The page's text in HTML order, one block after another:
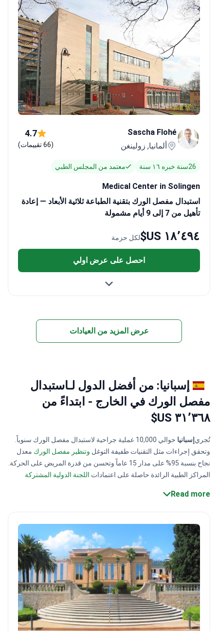
Sascha Flohé
ألمانيا, زولينغن
4.7
(66 تقييمات)
26سنة خبره ١٦ سنة معتمد من المجلس الطبي
Medical Center in Solingen
استبدال مفصل الورك بتقنية الطباعة ثلاثية الأبعاد — إعادة
تأهيل من 7 إلى 9 أيام مشمولة
لكل حزمة ١٨٬٤٩٤ US$
احصل على عرض اولي
عرض المزيد من العيادات
إسبانيا: من أفضل الدول لـاستبدال
مفصل الورك في الخارج - ابتداءً من
٣١٬٣٦٨ US$
تُجري إسبانيا
حوالي 10,000 عملية جراحية لاستبدال مفصل الورك سنوياً.
وتحقق إجراءات مثل التقنيات طفيفة التوغل وتنظير مفصل الورك معدل
نجاح بنسبة 95% على مدار 15 عاماً وتحسن من قدرة المريض على الحركة.
المراكز الطبية الرائدة حاصلة على اعتمادات اللجنة الدولية المشتركة
جراحة استبدال مفصل الورك
Read more